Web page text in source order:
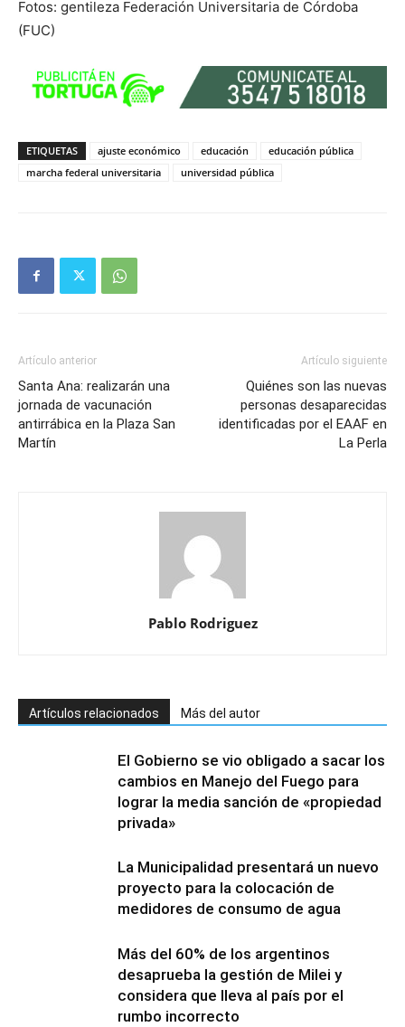
Fotos: gentileza Federación Universitaria de Córdoba
(FUC)
ETIQUETAS ajuste económico educación
educación pública
marcha federal universitaria
universidad pública
Artículo anterior
Santa Ana: realizarán una
jornada de vacunación
antirrábica en la Plaza San
Martín
Artículo siguiente
Quiénes son las nuevas
personas desaparecidas
identificadas por el EAAF en
La Perla
Pablo Rodriguez
Artículos relacionados Más del autor
El Gobierno se vio obligado a sacar los
cambios en Manejo del Fuego para
lograr la media sanción de «propiedad
privada»
La Municipalidad presentará un nuevo
proyecto para la colocación de
medidores de consumo de agua
Más del 60% de los argentinos
desaprueba la gestión de Milei y
considera que lleva al país por el
rumbo incorrecto